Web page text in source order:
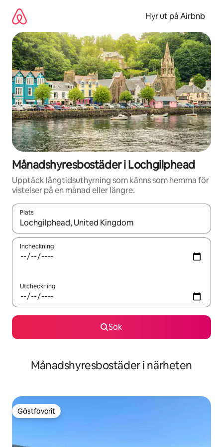
innehåll
Hyr ut på Airbnb
Månadshyresbostäder i Lochgilphead
Upptäck långtidsuthyrning som känns som hemma för
vistelser på en månad eller längre.
Plats
När resultaten är tillgängliga kan du navigera med upp- och
Incheckning
Utcheckning
Sök
Månadshyresbostäder i närheten
Gästfavorit
Gästfavorit